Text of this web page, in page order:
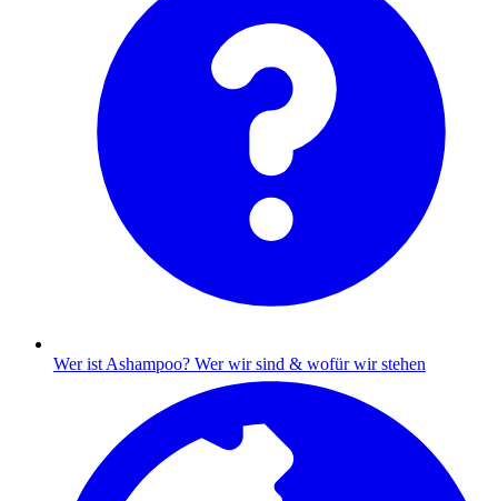
Wer ist Ashampoo? Wer wir sind & wofür wir stehen